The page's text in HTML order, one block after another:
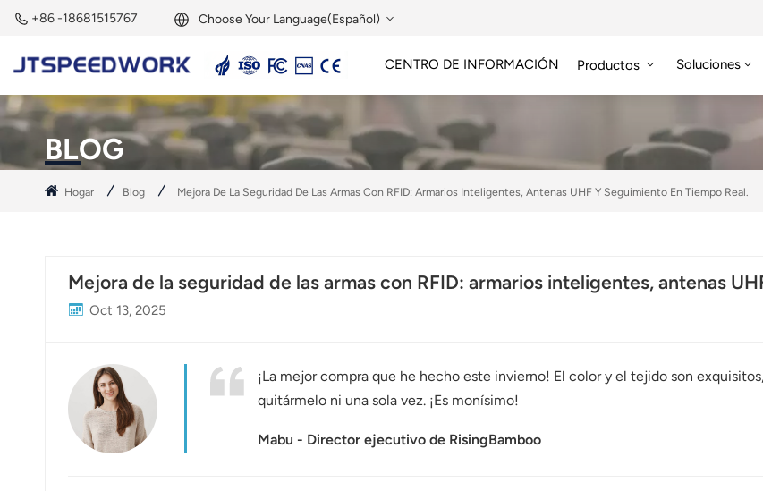
+86 -18681515767 Choose Your Language(Español)
English
Français
Deutsch
Español
Nederland
CENTRO DE INFORMACIÓN Productos Soluciones
BLOG
Hogar Blog Mejora De La Seguridad De Las Armas Con RFID: Armarios Inteligentes, Antenas UHF Y Seguimiento En Tiempo Real.
Mejora de la seguridad de las armas con RFID: armarios inteligentes, antenas
Oct 13, 2025
¡La mejor compra que he hecho este invierno! El color y el tejido son
quitármelo ni una sola vez. ¡Es monísimo!
Mabu - Director ejecutivo de RisingBamboo